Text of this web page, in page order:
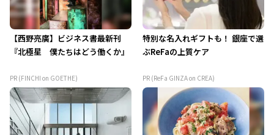
【西野亮廣】ビジネス書最新刊
『北極星 僕たちはどう働くか』
PR (FINCHI on GOETHE)
特別な名入れギフトも！ 銀座で選
ぶReFaの上質ケア
PR (ReFa GINZA on CREA)